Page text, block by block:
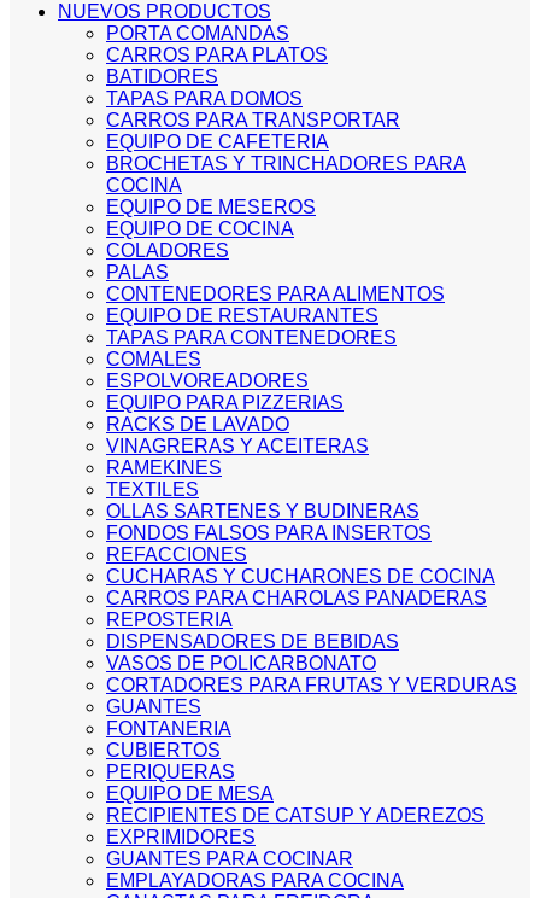
NUEVOS PRODUCTOS
PORTA COMANDAS
CARROS PARA PLATOS
BATIDORES
TAPAS PARA DOMOS
CARROS PARA TRANSPORTAR
EQUIPO DE CAFETERIA
BROCHETAS Y TRINCHADORES PARA
COCINA
EQUIPO DE MESEROS
EQUIPO DE COCINA
COLADORES
PALAS
CONTENEDORES PARA ALIMENTOS
EQUIPO DE RESTAURANTES
TAPAS PARA CONTENEDORES
COMALES
ESPOLVOREADORES
EQUIPO PARA PIZZERIAS
RACKS DE LAVADO
VINAGRERAS Y ACEITERAS
RAMEKINES
TEXTILES
OLLAS SARTENES Y BUDINERAS
FONDOS FALSOS PARA INSERTOS
REFACCIONES
CUCHARAS Y CUCHARONES DE COCINA
CARROS PARA CHAROLAS PANADERAS
REPOSTERIA
DISPENSADORES DE BEBIDAS
VASOS DE POLICARBONATO
CORTADORES PARA FRUTAS Y VERDURAS
GUANTES
FONTANERIA
CUBIERTOS
PERIQUERAS
EQUIPO DE MESA
RECIPIENTES DE CATSUP Y ADEREZOS
EXPRIMIDORES
GUANTES PARA COCINAR
EMPLAYADORAS PARA COCINA